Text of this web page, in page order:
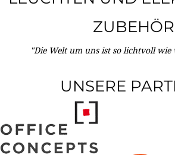
ZUBEHÖR
"Die Welt um uns ist so lichtvoll wie
UNSERE